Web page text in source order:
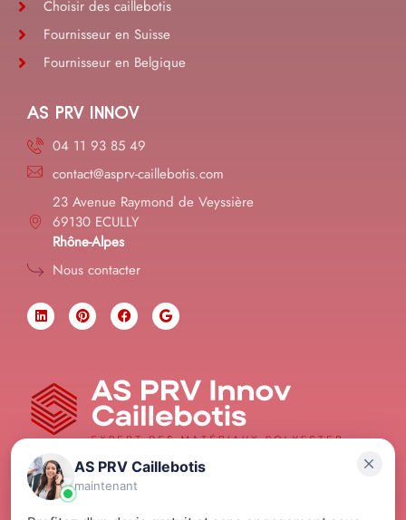
Choisir des caillebotis
Fournisseur en Suisse
Fournisseur en Belgique
AS PRV INNOV
04 11 93 85 49
contact@asprv-caillebotis.com
23 Avenue Raymond de Veyssière
69130 ECULLY
Rhône-Alpes
Nous contacter
© 2026 AS PRV INNOV -
AS PRV Caillebotis
maintenant